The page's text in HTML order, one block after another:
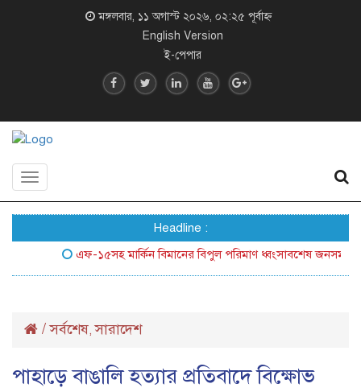
মঙ্গলবার, ১১ অগাস্ট ২০২৬, ০২:২৫ পূর্বাহ্ন
English Version
ই-পেপার
Toggle
Headline :
এফ-১৫সহ মার্কিন বিমানের বিপুল পরিমাণ ধ্বংসাবশেষ জনসম্মুখে আনল
/সর্বশেষ,সারাদেশ
পাহাড়ে বাঙালি হত্যার প্রতিবাদে বিক্ষোভ